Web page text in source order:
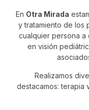
En Otra Mirada
y tratamiento de los
cualquier persona a
en visión
Realizamos
destacamos: terapia